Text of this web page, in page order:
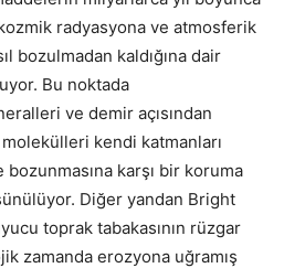
radyasyona ve atmosferik
bozulmadan kaldığına dair
Bu noktada
ve demir açısından
kendi katmanları
karşı bir koruma
Diğer yandan Bright
toprak tabakasının rüzgar
zamanda erozyona uğramış